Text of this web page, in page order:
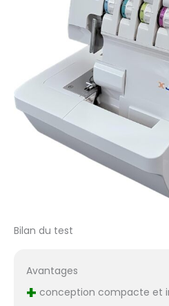
Bilan du test
Avantages
+ conception compacte et